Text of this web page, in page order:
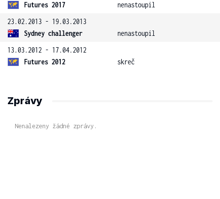
Futures 2017
nenastoupil
23.02.2013 - 19.03.2013
Sydney challenger
nenastoupil
13.03.2012 - 17.04.2012
Futures 2012
skreč
Zprávy
Nenalezeny žádné zprávy.